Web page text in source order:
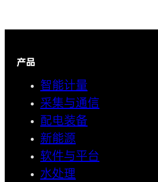
产品
智能计量
采集与通信
配电装备
新能源
软件与平台
水处理